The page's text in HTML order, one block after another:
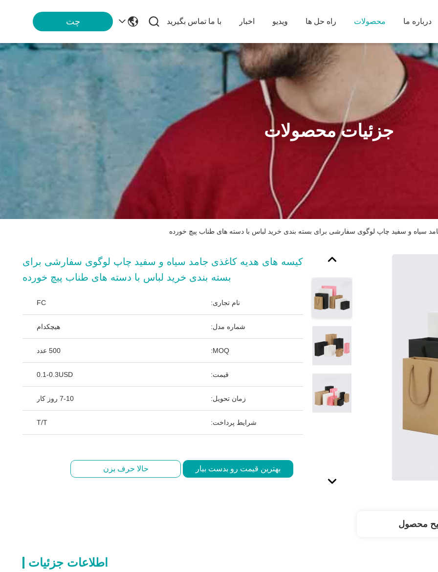
درباره ما محصولات راه حل ها ویدیو اخبار با ما تماس بگیرید چت
جزئیات محصولات
سیاه و سفید چاپ لوگوی سفارشی برای بسته بندی خرید لباس با دسته های طناب پیچ خورده
کیسه های هدیه کاغذی جامد سیاه و سفید چاپ لوگوی سفارشی برای
بسته بندی خرید لباس با دسته های طناب پیچ خورده
نام تجاری: FC
شماره مدل: هیچکدام
MOQ: 500 عدد
قیمت: 0.1-0.3USD
زمان تحویل: 7-10 روز کار
شرایط پرداخت: T/T
بهترین قیمت رو بدست بیار حالا حرف بزن
محصول
اطلاعات جزئیات